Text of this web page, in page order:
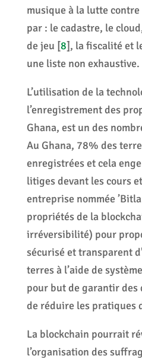
musique à la lutte
par : le cadastre, le
de jeu [8], la fiscalité et
une liste non exhaustive.
L’utilisation de la
l’enregistrement des
Ghana, est un des
Au Ghana, 78% des
enregistrées et cela
litiges devant les cours
entreprise nommée
propriétés de la
irréversibilité) pour
sécurisé et transparent
terres à l’aide de
pour but de garantir
de réduire les pratiques
La blockchain pourrait
l’organisation des